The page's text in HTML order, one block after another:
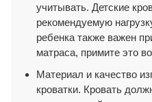
учитывать. Детские
рекомендуемую
ребенка также важен
матраса, примите это
Материал и качество
кроватки. Кровать